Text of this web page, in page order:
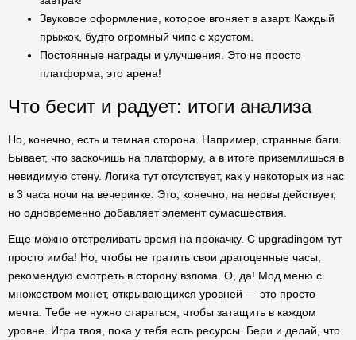
Звуковое оформление, которое вгоняет в азарт. Каждый
прыжок, будто огромный чипс с хрустом.
Постоянные награды и улучшения. Это не просто
платформа, это арена!
Что бесит и радует: итоги анализа
Но, конечно, есть и темная сторона. Например, странные баги.
Бывает, что заскочишь на платформу, а в итоге приземлишься в
невидимую стену. Логика тут отсутствует, как у некоторых из нас
в 3 часа ночи на вечеринке. Это, конечно, на нервы действует,
но одновременно добавляет элемент сумасшествия.
Еще можно отстреливать время на прокачку. С upgradingом тут
просто имба! Но, чтобы не тратить свои драгоценные часы,
рекомендую смотреть в сторону взлома. О, да! Мод меню с
множеством монет, открывающихся уровней — это просто
мечта. Тебе не нужно стараться, чтобы затащить в каждом
уровне. Игра твоя, пока у тебя есть ресурсы. Бери и делай, что